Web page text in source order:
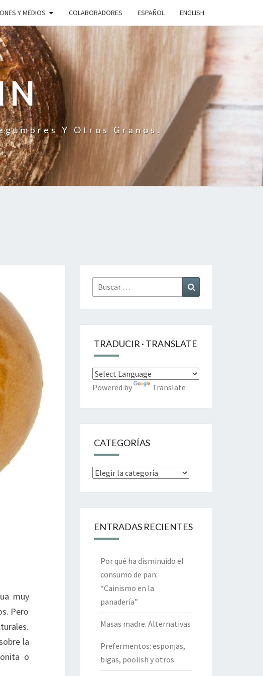
Y MEDIOS COLABORADORES ESPAÑOL ENGLISH
Y Otros Granos.
muy
Pero
la
o
Buscar
por:
TRADUCIR · TRANSLATE
Powered by Translate
CATEGORÍAS
Categorías
ENTRADAS RECIENTES
Por qué ha disminuido el
consumo de pan:
“Cainismo en la
panadería”
Masas madre. Alternativas
Prefermentos: esponjas,
bigas, poolish y otros